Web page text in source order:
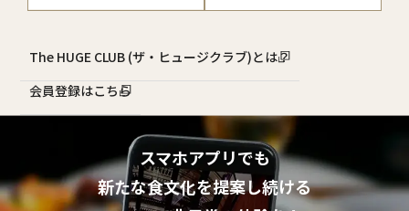
The HUGE CLUB (ザ・ヒュージクラブ)とは？
会員登録はこちら
スマホアプリでも
新たな食文化を提案し続ける